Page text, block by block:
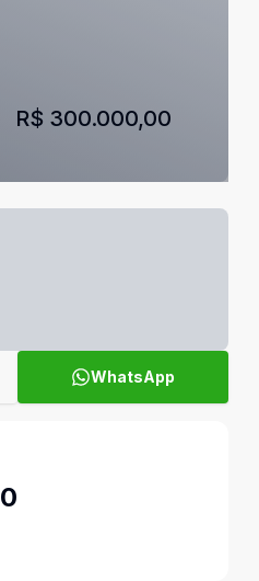
R$ 300.000,00
WhatsApp